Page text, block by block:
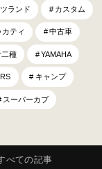
ランド カスタム
カティ 中古車
二種 YAMAHA
キャンプ
スーパーカブ
べての記事